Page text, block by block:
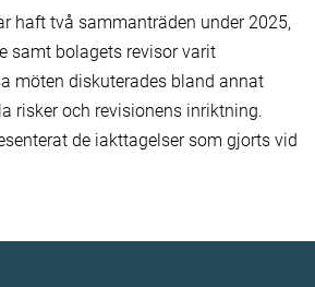
haft två sammanträden under 2025,
samt bolagets revisor varit
möten diskuterades bland annat
risker och revisionens inriktning.
de iakttagelser som gjorts vid